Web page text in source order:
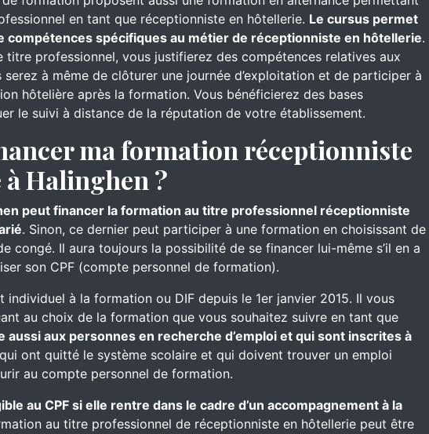
en tant que réceptionniste en hôtellerie. Le cursus permet
compétences spécifiques au métier de réceptionniste en hôtellerie.
titre professionnel, vous justifierez des compétences relatives aux
serez à même de clôturer une journée d’exploitation et de participer à
hôtelière après la formation. Vous bénéficierez des bases
le suivi à distance de la réputation de votre établissement.
ma formation réceptionniste
Halinghen ?
peut financer la formation au titre professionnel réceptionniste
. Sinon, ce dernier peut participer à une formation en choisissant de
congé. Il aura toujours la possibilité de se financer lui-même s’il en a
son CPF (compte personnel de formation).
individuel à la formation ou DIF depuis le 1er janvier 2015. Il vous
au choix de la formation que vous souhaitez suivre en tant que
aussi aux personnes en recherche d’emploi et qui sont inscrites à
ont quitté le système scolaire et qui doivent trouver un emploi
au compte personnel de formation.
au CPF si elle rentre dans le cadre d’un accompagnement à la
au titre professionnel de réceptionniste en hôtellerie peut être